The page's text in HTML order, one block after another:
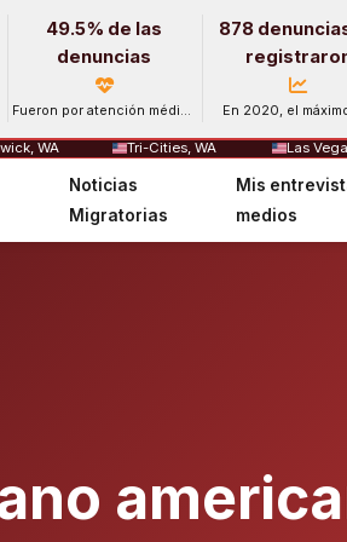
49.5% de las
denuncias
Fueron por atención médica
878
En 2020, el
WA Tri-Cities, WA Las
Noticias
Migratorias
Mis
medios